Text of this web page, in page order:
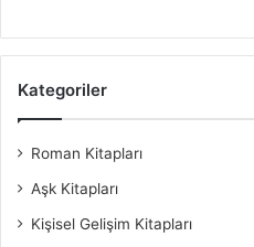
Kategoriler
Roman Kitapları
Aşk Kitapları
Kişisel Gelişim Kitapları